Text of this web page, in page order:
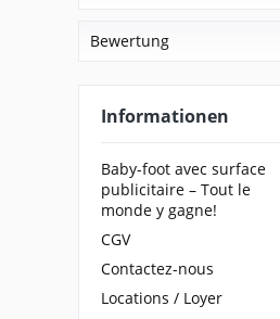
6 - 6.9 mm
Bewertung
& mehr
& mehr
Informationen
Baby-foot avec surface
publicitaire – Tout le
monde y gagne!
CGV
Contactez-nous
Locations / Loyer